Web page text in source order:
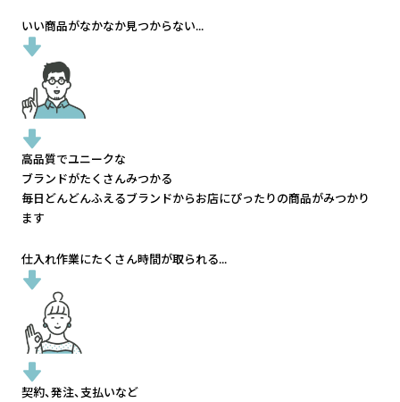
いい商品がなかなか見つからない...
高品質でユニークな
ブランドがたくさんみつかる
毎日どんどんふえるブランドからお店にぴったりの商品がみつかり
ます
仕入れ作業にたくさん時間が取られる...
契約、発注、支払いなど